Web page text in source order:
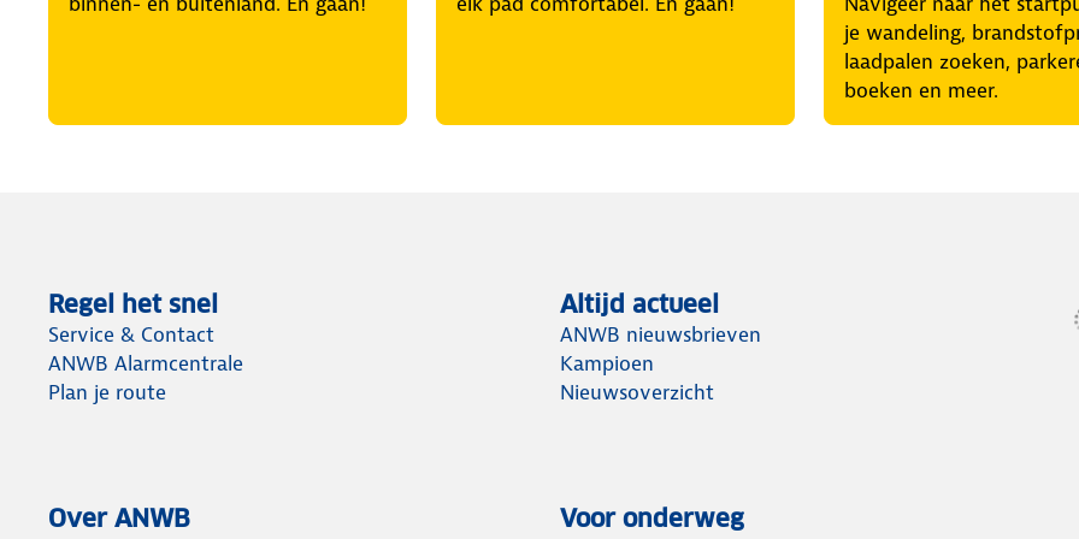
je wandeling,
laadpalen zoeken,
boeken en meer.
Regel het snel
Service & Contact
ANWB Alarmcentrale
Plan je route
Altijd actueel
ANWB nieuwsbrieven
Kampioen
Nieuwsoverzicht
Over ANWB Voor onderweg